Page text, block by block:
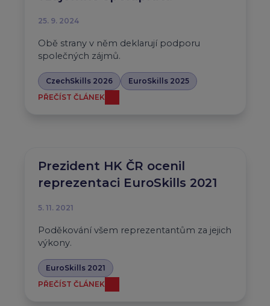
25. 9. 2024
Obě strany v něm deklarují podporu
společných zájmů.
CzechSkills 2026
EuroSkills 2025
PŘEČÍST ČLÁNEK
Prezident HK ČR ocenil
reprezentaci EuroSkills 2021
5. 11. 2021
Poděkování všem reprezentantům za jejich
výkony.
EuroSkills 2021
PŘEČÍST ČLÁNEK